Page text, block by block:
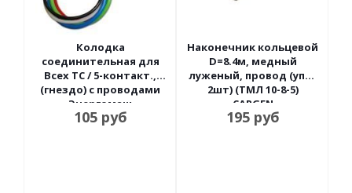
Колодка
соединительная для
Всех ТС / 5-контакт.,
(гнездо) с проводами
Энергомаш
105руб
Наконечник кольцевой
D=8.4м, медный
луженый, провод (упак
2шт) (ТМЛ 10-8-5)
CARGEN
195руб